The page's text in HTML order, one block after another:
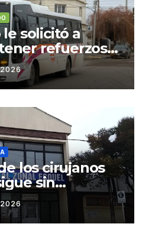
solicitó a
refuerzos
2026
los cirujanos
sin